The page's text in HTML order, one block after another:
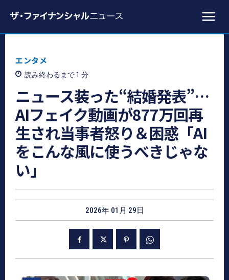
エンタメ
読み終わるまで 1 分
ニュース装った“結婚発表”…
AIフェイク動画が877万回再
生され当事者怒り＆困惑「AI
をこんな風に使うべきじゃな
い」
2026年 01月 29日